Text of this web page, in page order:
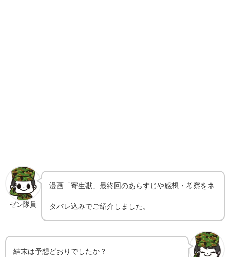
ゼン隊員
漫画「寄生獣」最終回のあらすじや感想・考察をネ
タバレ込みでご紹介しました。
結末は予想どおりでしたか？